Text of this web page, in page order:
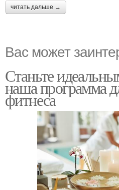
читать дальше →
Вас может
Станьте
наша программа
фитнеса